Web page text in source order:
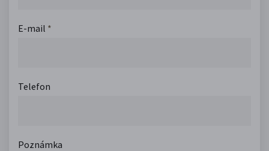
E-mail *
Telefon
Poznámka